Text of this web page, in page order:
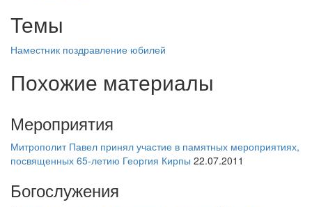
Темы
Наместник поздравление юбилей
Похожие материалы
Мероприятия
Митрополит Павел принял участие в памятных мероприятиях,
посвященных 65-летию Георгия Кирпы 22.07.2011
Богослужения